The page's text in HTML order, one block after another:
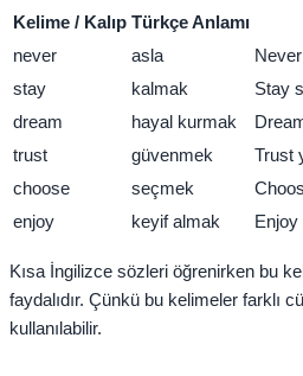
Kelime / Kalıp Türkçe Anlamı
never
asla
stay
kalmak
Stay
dream
hayal kurmak
trust
güvenmek
Trust
choose
seçmek
enjoy
keyif almak Enjoy
Kısa İngilizce sözleri öğrenirken bu
faydalıdır. Çünkü bu kelimeler farklı
kullanılabilir.